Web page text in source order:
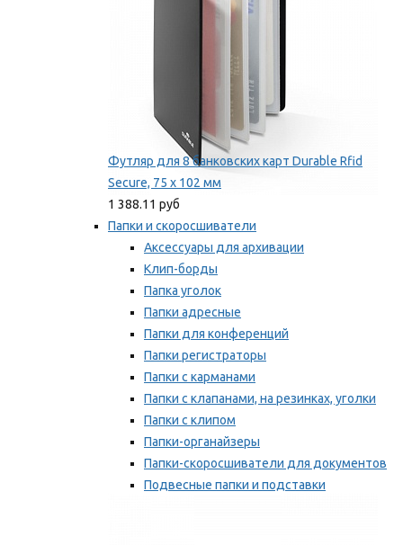
Футляр для 8 банковских карт Durable Rfid
Secure, 75 х 102 мм
1 388.11 руб
Папки и скоросшиватели
Аксессуары для архивации
Клип-борды
Папка уголок
Папки адресные
Папки для конференций
Папки регистраторы
Папки с карманами
Папки с клапанами, на резинках, уголки
Папки с клипом
Папки-органайзеры
Папки-скоросшиватели для документов
Подвесные папки и подставки